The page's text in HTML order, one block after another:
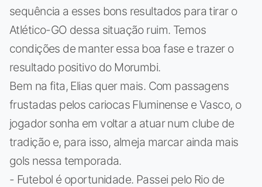
sequência a esses bons resultados para tirar o
Atlético-GO dessa situação ruim. Temos
condições de manter essa boa fase e trazer o
resultado positivo do Morumbi.
Bem na fita, Elias quer mais. Com passagens
frustadas pelos cariocas Fluminense e Vasco, o
jogador sonha em voltar a atuar num clube de
tradição e, para isso, almeja marcar ainda mais
gols nessa temporada.
- Futebol é oportunidade. Passei pelo Rio de